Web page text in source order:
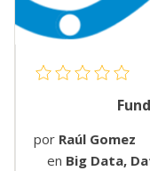
por Raúl Gomez
en Big Data,